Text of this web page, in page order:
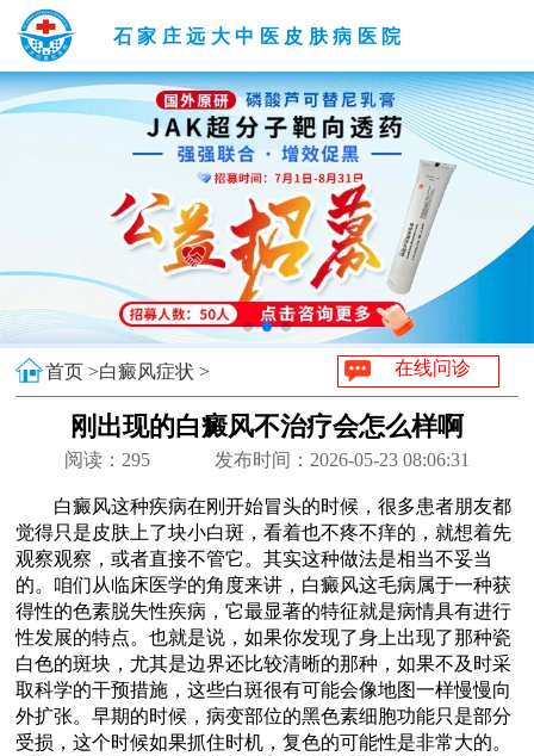
石家庄远大中医皮肤病医院
首页 >白癜风症状 > 在线问诊
刚出现的白癜风不治疗会怎么样啊
阅读： 295 发布时间：2026-05-23 08:06:31
白癜风这种疾病在刚开始冒头的时候，很多患者朋友都
觉得只是皮肤上了块小白斑，看着也不疼不痒的，就想着先
观察观察，或者直接不管它。其实这种做法是相当不妥当
的。咱们从临床医学的角度来讲，白癜风这毛病属于一种获
得性的色素脱失性疾病，它最显著的特征就是病情具有进行
性发展的特点。也就是说，如果你发现了身上出现了那种瓷
白色的斑块，尤其是边界还比较清晰的那种，如果不及时采
取科学的干预措施，这些白斑很有可能会像地图一样慢慢向
外扩张。早期的时候，病变部位的黑色素细胞功能只是部分
受损，这个时候如果抓住时机，复色的可能性是非常大的。